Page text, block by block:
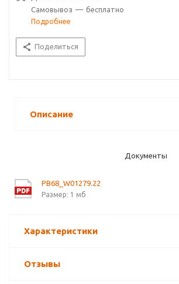
Самовывоз — бесплатно
Подробнее
Поделиться
Описание
Документы
PB68_W01279.22
Размер: 1 мб
Характеристики
Отзывы